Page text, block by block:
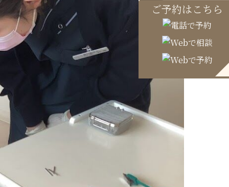
ご予約はこちら